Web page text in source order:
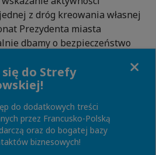
z dróg kreowania własnej
Prezydenta miasta
dbamy o bezpieczeństwo
uczestników i
do uruchomienia nowej
COVID-19 (pomoc Szpitalowi
dla pracowników,
działania na stoisku:
do Strefy
do dodatkowych treści
przez Francusko-Polską
oraz do bogatej bazy
biznesowych!